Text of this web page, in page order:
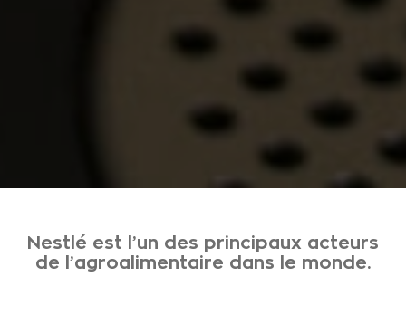
Nestlé est l’un des principaux acteurs
de l’agroalimentaire dans le monde.